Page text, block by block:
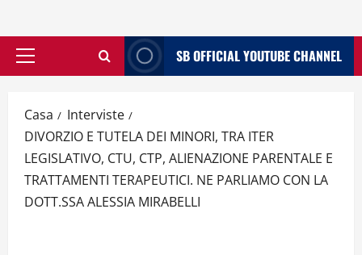
Menù
SB OFFICIAL YOUTUBE CHANNEL
Casa
Interviste
DIVORZIO E TUTELA DEI MINORI, TRA ITER
LEGISLATIVO, CTU, CTP, ALIENAZIONE PARENTALE E
TRATTAMENTI TERAPEUTICI. NE PARLIAMO CON LA
DOTT.SSA ALESSIA MIRABELLI